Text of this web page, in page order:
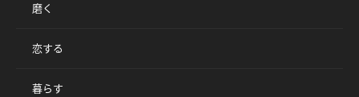
磨く
恋する
暮らす